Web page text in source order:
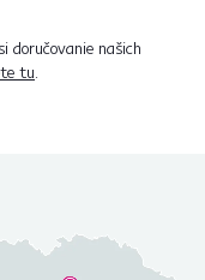
doručovanie našich
tu.